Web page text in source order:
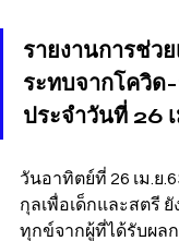
รายงานการช่ว
ระทบจากโควิด
ประจำวันที่ 26
วันอาทิตย์ที่ 26 เม.ย
กุลเพื่อเด็กและสตรี ยั
ทุกข์จากผู้ที่ได้รับผล